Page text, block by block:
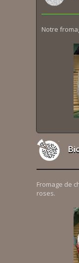
Notre
Fromage de
roses.